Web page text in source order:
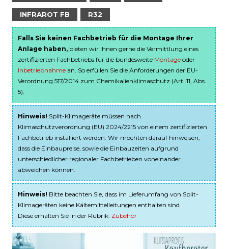
INFRAROT FB R32
Falls Sie keinen Fachbetrieb für die Montage Ihrer
Anlage haben, bieten wir Ihnen gerne die Vermittlung eines
zertifizierten Fachbetriebs für die bundesweite Montage oder
Inbetriebnahme an. So erfüllen Sie die Anforderungen der EU-
Verordnung 517/2014 zum Chemikalienklimaschutz (Art. 11, Abs.
5).
Hinweis! Split-Klimageräte müssen nach
Klimaschutzverordnung (EU) 2024/2215 von einem zertifizierten
Fachbetrieb installiert werden. Wir möchten darauf hinweisen,
dass die Einbaupreise, sowie die Einbauzeiten aufgrund
unterschiedlicher regionaler Fachbetrieben voneinander
abweichen können.
Hinweis! Bitte beachten Sie, dass im Lieferumfang von Split-
Klimageräten keine Kältemittelleitungen enthalten sind.
Diese erhalten Sie in der Rubrik: Zubehör